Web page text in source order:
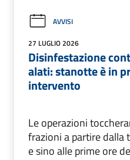
AVVISI
27 LUGLIO 2026
Disinfestazione
alati: stanotte è in
intervento
Le operazioni
frazioni a partire dalla
e sino alle prime ore